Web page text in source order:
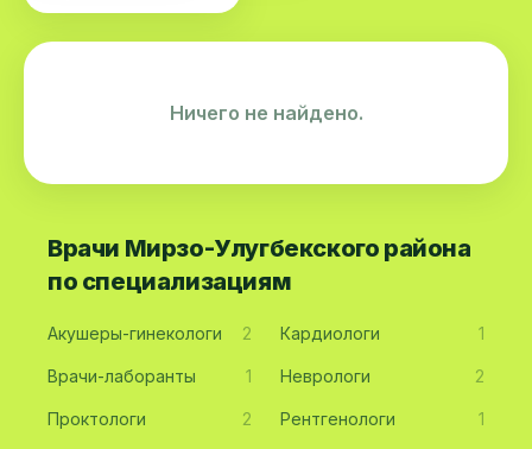
Ничего не найдено.
Врачи Мирзо-Улугбекского района
по специализациям
Акушеры-гинекологи 2 Кардиологи 1
Врачи-лаборанты 1 Неврологи 2
Проктологи 2 Рентгенологи 1